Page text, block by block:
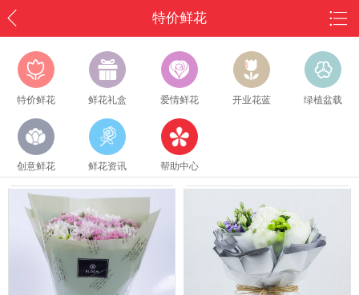
特价鲜花
特价鲜花 鲜花礼盒 爱情鲜花 开业花蓝 绿植盆载
创意鲜花 鲜花资讯 帮助中心